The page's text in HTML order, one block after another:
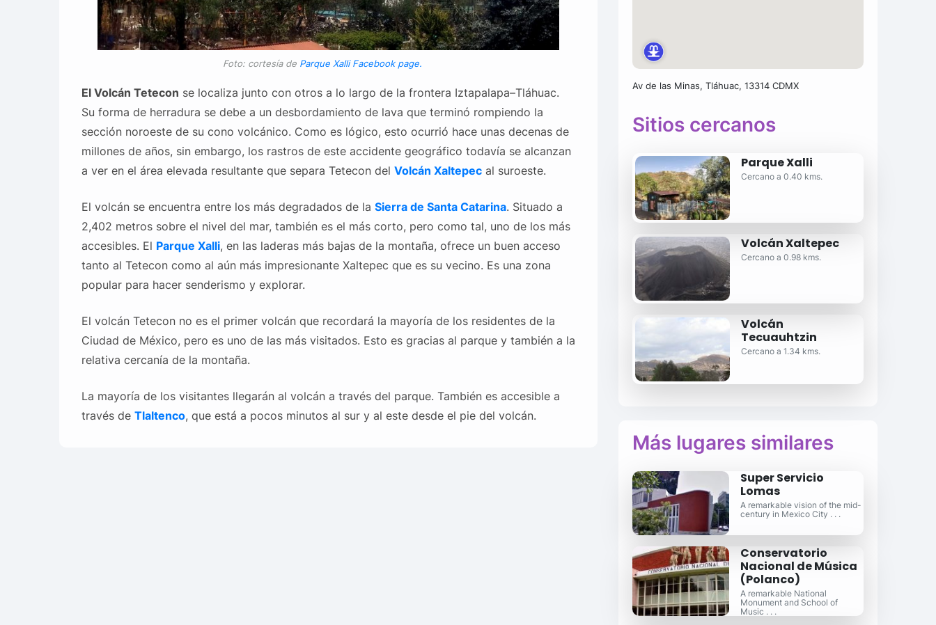
Foto: cortesía de Parque Xalli Facebook page.
El Volcán Tetecon se localiza junto con otros a lo largo de la frontera Iztapalapa–Tláhuac.
Su forma de herradura se debe a un desbordamiento de lava que terminó rompiendo la
sección noroeste de su cono volcánico. Como es lógico, esto ocurrió hace unas decenas de
millones de años, sin embargo, los rastros de este accidente geográfico todavía se alcanzan
a ver en el área elevada resultante que separa Tetecon del Volcán Xaltepecal suroeste.
El volcán se encuentra entre los más degradados de la Sierra de Santa Catarina. Situado a
2,402 metros sobre el nivel del mar, también es el más corto, pero como tal, uno de los más
accesibles. El Parque Xalli, en las laderas más bajas de la montaña, ofrece un buen acceso
tanto al Tetecon como al aún más impresionante Xaltepec que es su vecino. Es una zona
popular para hacer senderismo y explorar.
El volcán Tetecon no es el primer volcán que recordará la mayoría de los residentes de la
Ciudad de México, pero es uno de las más visitados. Esto es gracias al parque y también a la
relativa cercanía de la montaña.
La mayoría de los visitantes llegarán al volcán a través del parque. También es accesible a
través de Tlaltenco, que está a pocos minutos al sur y al este desde el pie del volcán.
Av de las Minas, Tláhuac, 13314 CDMX
Sitios cercanos
Parque Xalli
Cercano a 0.40 kms.
Volcán Xaltepec
Cercano a 0.98 kms.
Volcán
Tecuauhtzin
Cercano a 1.34 kms.
Más lugares similares
Super Servicio
Lomas
A remarkable vision of the mid-
century in Mexico City . . .
Conservatorio
Nacional de Música
(Polanco)
A remarkable National
Monument and School of
Music . . .